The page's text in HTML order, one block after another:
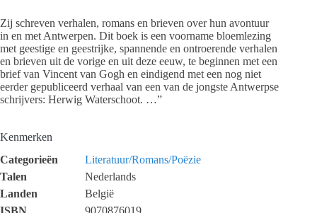
Zij schreven verhalen, romans en brieven over hun avontuur
in en met Antwerpen. Dit boek is een voorname bloemlezing
met geestige en geestrijke, spannende en ontroerende verhalen
en brieven uit de vorige en uit deze eeuw, te beginnen met een
brief van Vincent van Gogh en eindigend met een nog niet
eerder gepubliceerd verhaal van een van de jongste Antwerpse
schrijvers: Herwig Waterschoot. …”
Kenmerken
Categorieën
Literatuur/Romans/Poëzie
Talen
Nederlands
Landen
België